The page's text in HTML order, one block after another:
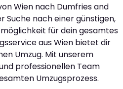
Wien nach Dumfries and
Suche nach einer günstigen,
für dein gesamtes
aus Wien bietet dir
Umzug. Mit unserem
professionellen Team
Umzugsprozess.